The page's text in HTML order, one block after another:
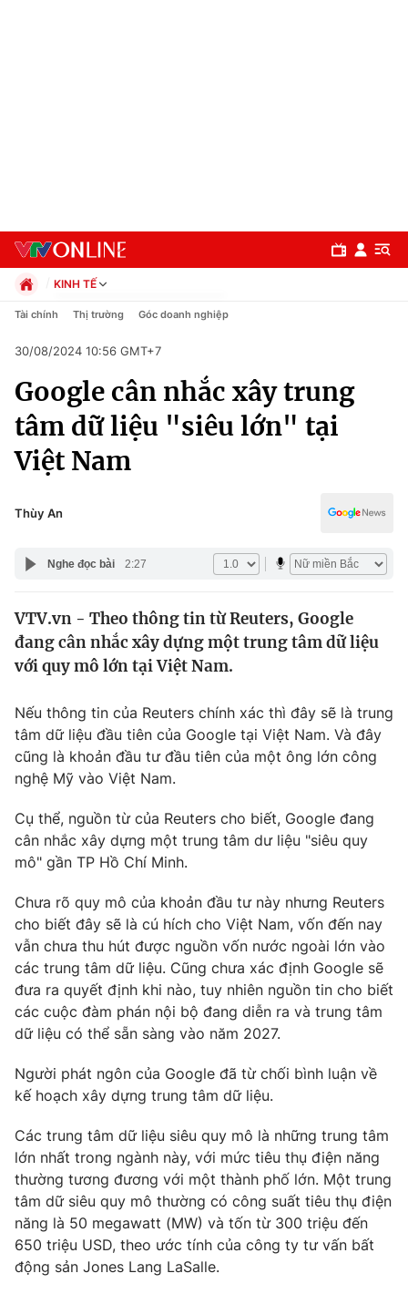
Chuyên mục
Chính trị
Xã hội
Pháp luật
Y tế
Thế giới
Tin tức
Câu chuyện quốc tế
Kinh tế
Tài chính
Thị trường
Góc doanh nghiệp
Dữ liệu và đời sống
Truyền hình
Phim VTV
Hậu trường
Nhân vật
Khán giả
Giải sao mai
Giải trí
Điện ảnh
Âm nhạc
Sao
Du lịch
Làm đẹp
Chất lượng cuộc sống
Giáo dục
Tuyển sinh
Học trực tuyến
Công nghệ
Hitech Công nghệ tương lai
Sản phẩm
Thị trường
Tư vấn
Giao lưu trực tuyến
Lịch phát sóng
Chuyên mục khác
Emagazine Podcast
Photo Infographic
KINH TẾ
Chính trị
Pháp luật
Kinh tế
Thể thao
Truyền hình
Văn hóa - Giải trí
Tài chính Thị trường Góc doanh nghiệp
30/08/2024 10:56 GMT+7
Google cân nhắc xây trung
tâm dữ liệu "siêu lớn" tại
Việt Nam
Thùy An
Nghe đọc bài 2:27
VTV.vn - Theo thông tin từ Reuters, Google
đang cân nhắc xây dựng một trung tâm dữ liệu
với quy mô lớn tại Việt Nam.
Nếu thông tin của Reuters chính xác thì đây sẽ là trung
tâm dữ liệu đầu tiên của Google tại Việt Nam. Và đây
cũng là khoản đầu tư đầu tiên của một ông lớn công
nghệ Mỹ vào Việt Nam.
Cụ thể, nguồn từ của Reuters cho biết, Google đang
cân nhắc xây dựng một trung tâm dư liệu "siêu quy
mô" gần TP Hồ Chí Minh.
Chưa rõ quy mô của khoản đầu tư này nhưng Reuters
cho biết đây sẽ là cú hích cho Việt Nam, vốn đến nay
vẫn chưa thu hút được nguồn vốn nước ngoài lớn vào
các trung tâm dữ liệu. Cũng chưa xác định Google sẽ
đưa ra quyết định khi nào, tuy nhiên nguồn tin cho biết
các cuộc đàm phán nội bộ đang diễn ra và trung tâm
dữ liệu có thể sẵn sàng vào năm 2027.
Người phát ngôn của Google đã từ chối bình luận về
kế hoạch xây dựng trung tâm dữ liệu.
Các trung tâm dữ liệu siêu quy mô là những trung tâm
lớn nhất trong ngành này, với mức tiêu thụ điện năng
thường tương đương với một thành phố lớn. Một trung
tâm dữ siêu quy mô thường có công suất tiêu thụ điện
năng là 50 megawatt (MW) và tốn từ 300 triệu đến
650 triệu USD, theo ước tính của công ty tư vấn bất
động sản Jones Lang LaSalle.